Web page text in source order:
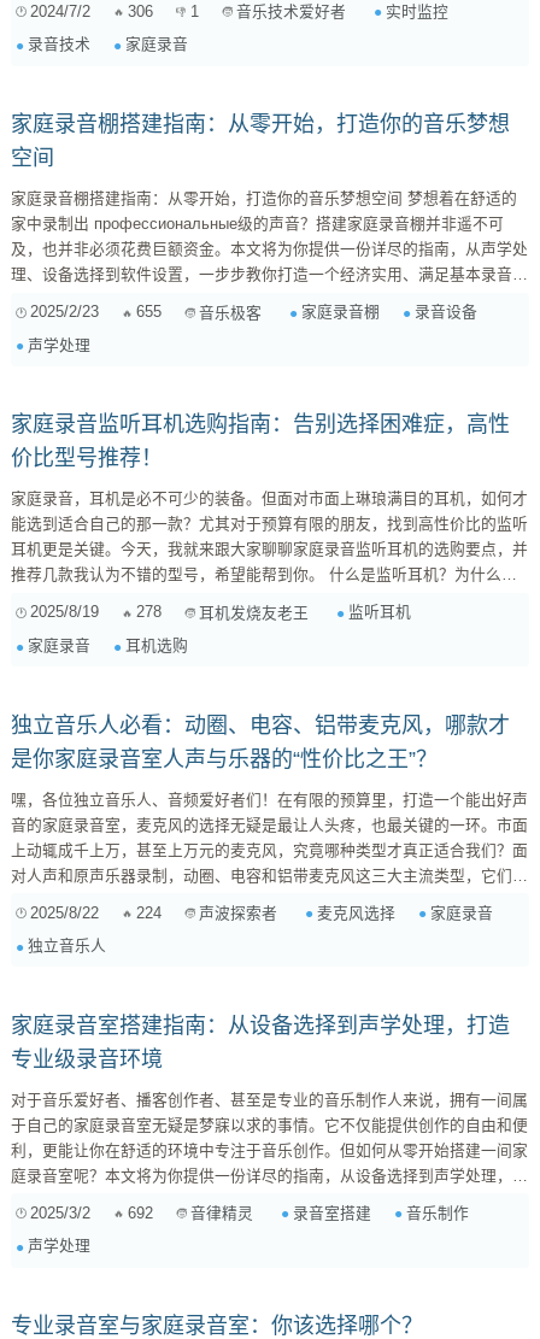
系统具有低延迟、高保真度的特点，可以确保音乐人在录音时听到的声音与
实际录制的声音几乎没有差异。这种高效的监控系统有助于音乐人捕捉每一
2024/7/2 306 1 音乐技术爱好者
实时监控
录音技术
家庭录音
家庭录音棚搭建指南：从零开始，打造你的音乐梦想
空间
家庭录音棚搭建指南：从零开始，打造你的音乐梦想空间 梦想着在舒适的
家中录制出 профессиональные级的声音？搭建家庭录音棚并非遥不可
及，也并非必须花费巨额资金。本文将为你提供一份详尽的指南，从声学处
理、设备选择到软件设置，一步步教你打造一个经济实用、满足基本录音需
地了解你的需求和预算至关重要。这能帮助你避免不必要的开销，并确保最
2025/2/23 655 音乐极客 家庭录音棚
录音设备
声学处理
家庭录音监听耳机选购指南：告别选择困难症，高性
价比型号推荐！
家庭录音，耳机是必不可少的装备。但面对市面上琳琅满目的耳机，如何才
能选到适合自己的那一款？尤其对于预算有限的朋友，找到高性价比的监听
耳机更是关键。今天，我就来跟大家聊聊家庭录音监听耳机的选购要点，并
推荐几款我认为不错的型号，希望能帮到你。 什么是监听耳机？为什么家
机。它不像Hi-Fi耳机那样会进行音染（对声音进行美化），而是力求呈现声
音的原始状态，让你听到最真实的细节。在家庭录音中，监听耳机的作用主
2025/8/19 278 耳机发烧友老王
监听耳机
家庭录音
耳机选购
独立音乐人必看：动圈、电容、铝带麦克风，哪款才
是你家庭录音室人声与乐器的“性价比之王”？
嘿，各位独立音乐人、音频爱好者们！在有限的预算里，打造一个能出好声
音的家庭录音室，麦克风的选择无疑是最让人头疼，也最关键的一环。市面
上动辄成千上万，甚至上万元的麦克风，究竟哪种类型才真正适合我们？面
对人声和原声乐器录制，动圈、电容和铝带麦克风这三大主流类型，它们各
希望能帮你找到那个“对的”麦克风！ 1. 动圈麦克风：家庭录音室的“万金油”
与“活化石” 动圈麦克风（Dynamic Microphone），相信大家最熟悉的莫过
2025/8/22 224 声波探索者 麦克风选择
家庭录音
独立音乐人
家庭录音室搭建指南：从设备选择到声学处理，打造
专业级录音环境
对于音乐爱好者、播客创作者、甚至是专业的音乐制作人来说，拥有一间属
于自己的家庭录音室无疑是梦寐以求的事情。它不仅能提供创作的自由和便
利，更能让你在舒适的环境中专注于音乐创作。但如何从零开始搭建一间家
庭录音室呢？本文将为你提供一份详尽的指南，从设备选择到声学处理，一
购买设备之前，我们需要做好充分的准备工作。这包括： 空间选择与规划
： 房间大小 ：房间大小直接影响录音的质...
2025/3/2 692 音律精灵 录音室搭建
音乐制作
声学处理
专业录音室与家庭录音室：你该选择哪个？